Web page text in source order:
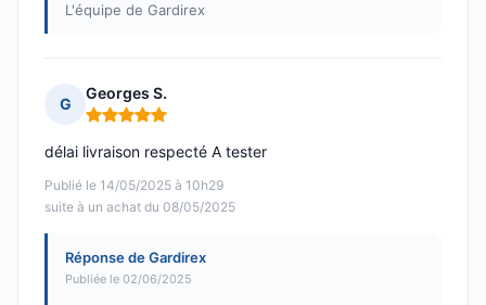
L'équipe de Gardirex
G
Georges S.
Note : 5 sur 5
Publié le 14/05/2025 à 10h29
suite à un achat du 08/05/2025
délai livraison respecté A tester
Réponse de Gardirex
Publiée le 02/06/2025